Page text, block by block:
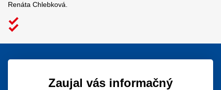
Renáta Chlebková.
Zaujal vás informačný